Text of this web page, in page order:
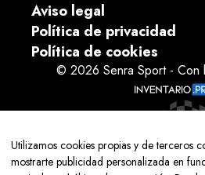
Aviso legal
Política de privacidad
Política de cookies
© 2026 Senra Sport - Con
Utilizamos cookies propias y de terceros
mostrarte publicidad personalizada en
Aviso Legal